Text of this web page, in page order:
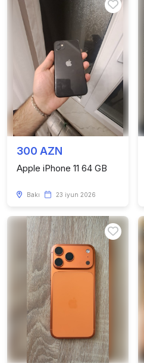
300 AZN
Apple iPhone 11 64 GB
Bakı 23 iyun 2026